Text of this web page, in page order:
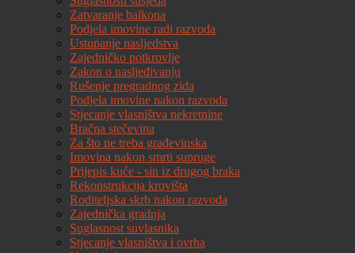
Zatvaranje balkona
Podjela imovine radi razvoda
Ustupanje nasljedstva
Zajedničko potkrovlje
Zakon o nasljeđivanju
Rušenje pregradnog zida
Podjela imovine nakon razvoda
Stjecanje vlasništva nekretnine
Bračna stečevina
Za što ne treba građevinska
Imovina nakon smrti supruge
Prijepis kuće - sin iz drugog braka
Rekonstrukcija krovišta
Roditeljska skrb nakon razvoda
Zajednička gradnja
Suglasnost suvlasnika
Stjecanje vlasništva i ovrha